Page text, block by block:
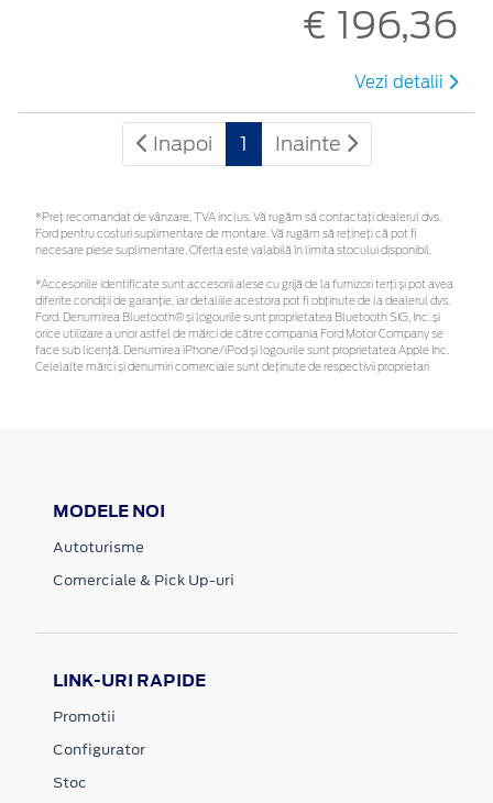
€ 196,36
Vezi detalii
Inapoi 1 Inainte
*Preţ recomandat de vânzare, TVA inclus. Vă rugăm să contactaţi dealerul dvs.
Ford pentru costuri suplimentare de montare. Vă rugăm să rețineți că pot fi
necesare piese suplimentare. Oferta este valabilă în limita stocului disponibil.
*Accesoriile identificate sunt accesorii alese cu grijă de la furnizori terți și pot avea
diferite condiții de garanție, iar detaliile acestora pot fi obținute de la dealerul dvs.
Ford. Denumirea Bluetooth® și logourile sunt proprietatea Bluetooth SIG, Inc. și
orice utilizare a unor astfel de mărci de către compania Ford Motor Company se
face sub licență. Denumirea iPhone/iPod și logourile sunt proprietatea Apple Inc.
Celelalte mărci și denumiri comerciale sunt deținute de respectivii proprietari
MODELE NOI
Autoturisme
Comerciale & Pick Up-uri
LINK-URI RAPIDE
Promotii
Configurator
Stoc